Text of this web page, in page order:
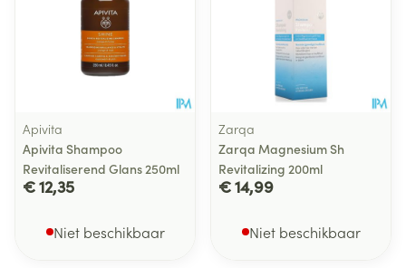
Apivita
Apivita Shampoo
Revitaliserend Glans 250ml
€ 12,35
Niet beschikbaar
Zarqa
Zarqa Magnesium Sh
Revitalizing 200ml
€ 14,99
Niet beschikbaar